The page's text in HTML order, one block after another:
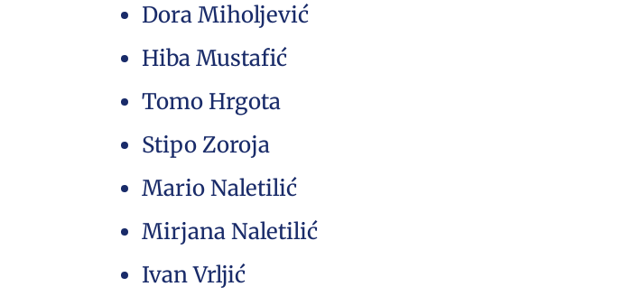
Dora Miholjević
Hiba Mustafić
Tomo Hrgota
Stipo Zoroja
Mario Naletilić
Mirjana Naletilić
Ivan Vrljić